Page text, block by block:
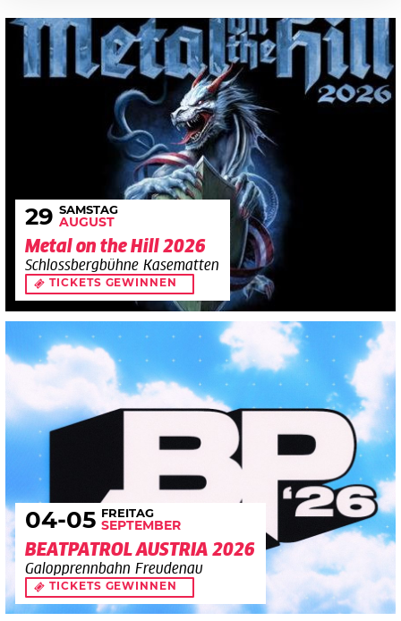
29 SAMSTAG
AUGUST
Metal on the Hill 2026
Schlossbergbühne Kasematten
TICKETS GEWINNEN
04-05 FREITAG
SEPTEMBER
BEATPATROL AUSTRIA 2026
Galopprennbahn Freudenau
TICKETS GEWINNEN